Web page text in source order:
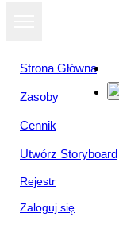
Strona Główna
Zasoby
Cennik
Utwórz Storyboard
Rejestr
Zaloguj się